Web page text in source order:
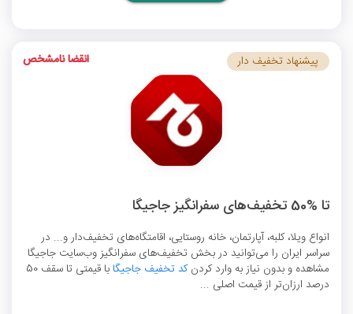
تا %50 تخفیف‌های سفرانگیز جاجیگا
انواع ویلا، کلبه، آپارتمان، خانه روستایی، اقامتگاه‌های تخفیف‌دار و... در
سراسر ایران را می‌توانید در بخش تخفیف‌های سفرانگیز وب‌سایت جاجیگا
مشاهده و بدون نیاز به وارد کردنکد تخفیف جاجیگا
با قیمتی تا سقف 50
درصد ارزان‌تر از قیمت اصلی ...
پیشنهاد تخفیف دار انقضا نامشخص